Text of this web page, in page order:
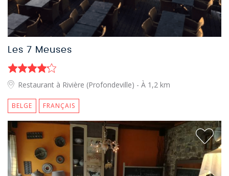
Les 7 Meuses
Restaurant à Rivière (Profondeville) - À 1,2 km
BELGE FRANÇAIS